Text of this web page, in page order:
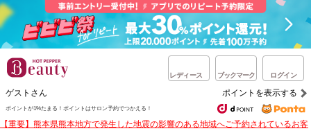
レディース ブックマーク ログイン
ゲストさん ポイントを表示する
ポイントが1%たまる！ ポイントはサロン予約でつかえる！
【重要】熊本県熊本地方で発生した地震の影響のある地域へご予約されているお客